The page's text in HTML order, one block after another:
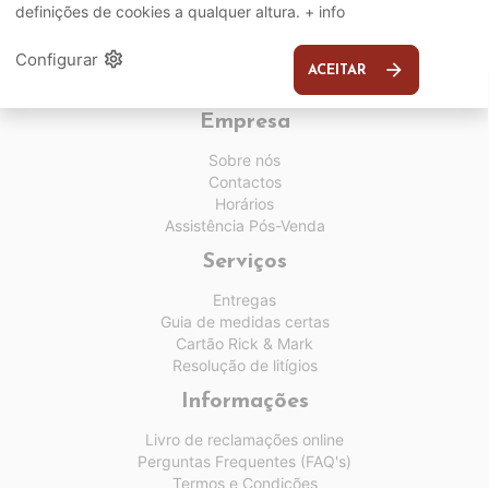
Empresa
Sobre nós
Contactos
Horários
Assistência Pós-Venda
Serviços
Entregas
Guia de medidas certas
Cartão Rick & Mark
Resolução de litígios
Informações
Livro de reclamações online
Perguntas Frequentes (FAQ's)
Termos e Condições
definições de cookies a qualquer altura. + info
Configurar settings ACEITAR arrow_forward